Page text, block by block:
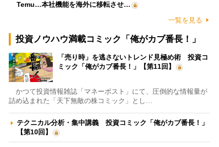
Temu…本社機能を海外に移転させ…
一覧を見る
投資ノウハウ満載コミック「俺がカブ番長！」
「売り時」を逃さないトレンド見極め術 投資コ
ミック「俺がカブ番長！」【第11回】
かつて投資情報雑誌「マネーポスト」にて、圧倒的な情報量が
詰め込まれた「天下無敵の株コミック」とし…
テクニカル分析・集中講義 投資コミック「俺がカブ番長！」
【第10回】